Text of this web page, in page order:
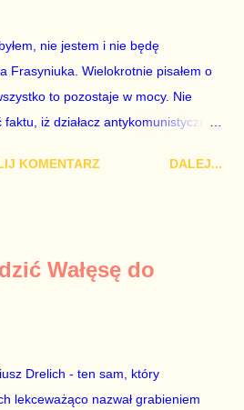
sądownictwem kosztem władzy
ustawach Ziobro miał 100%
0%. W nowych ustawach Ziobro
nie jestem i nie będę
Frasyniuka. Wielokrotnie pisałem o
to pozostaje w mocy. Nie
iż działacz antykomunistycznej
i zrozumiał polityczną
Platformy Obywatelskiej. Być
źródło w tym, że chciał być doradcą
jest, że Biedroń szkaluje
samo jak kiedyś Petru – ogłasza,
KOMENTARZ DALEJ...
Wałęsę do
Drelich - ten sam, który
lekceważąco nazwał grabieniem